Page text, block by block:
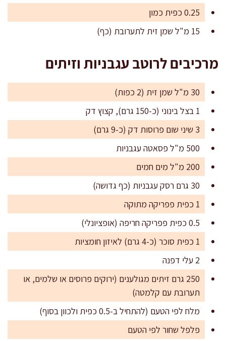
0.25 כפית כמון
15 מ"ל שמן זית לתערובת (כף)
מרכיבים לרוטב עגבניות וזיתים
30 מ"ל שמן זית (2 כפות)
1 בצל בינוני (כ-150 גרם), קצוץ דק
3 שיני שום פרוסות דק (כ-9 גרם)
500 מ"ל פסאטה עגבניות
200 מ"ל מים חמים
30 גרם רסק עגבניות (כף גדושה)
1 כפית פפריקה מתוקה
0.5 כפית פפריקה חריפה (אופציונלי)
1 כפית סוכר (כ-4 גרם) לאיזון חומציות
2 עלי דפנה
250 גרם זיתים מגולענים (ירוקים פרוסים או שלמים, או
תערובת עם קלמטה)
מלח לפי הטעם (להתחיל ב-0.5 כפית ולכוון בסוף)
פלפל שחור לפי הטעם